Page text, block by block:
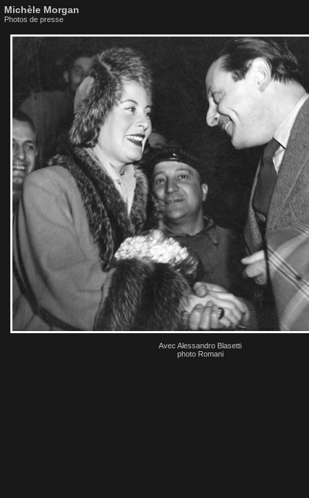
Michèle Morgan
Photos de presse
Avec Alessandro Blasetti
photo Romani